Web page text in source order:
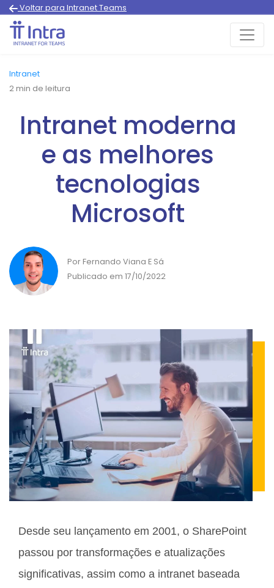
Voltar para Intranet Teams
Intranet
2min de leitura
Intranet moderna
e as melhores
tecnologias
Microsoft
Por Fernando Viana E Sá
Publicado em 17/10/2022
Desde seu lançamento em 2001, o SharePoint
passou por transformações e atualizações
significativas, assim como a intranet baseada